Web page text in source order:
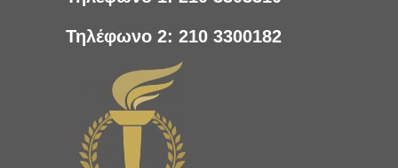
Τηλέφωνο 2: 210 3300182